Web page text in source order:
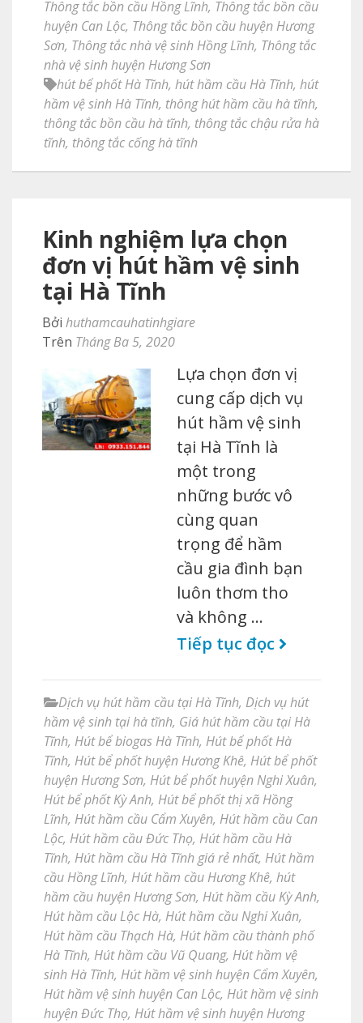
Thông tắc bồn cầu Hồng Lĩnh, Thông tắc bồn cầu
huyện Can Lộc, Thông tắc bồn cầu huyện Hương
Sơn, Thông tắc nhà vệ sinh Hồng Lĩnh, Thông tắc
nhà vệ sinh huyện Hương Sơn
hút bể phốt Hà Tĩnh, hút hầm cầu Hà Tĩnh, hút
hầm vệ sinh Hà Tĩnh, thông hút hầm cầu hà tĩnh,
thông tắc bồn cầu hà tĩnh, thông tắc chậu rửa hà
tĩnh, thông tắc cống hà tĩnh
Kinh nghiệm lựa chọn
đơn vị hút hầm vệ sinh
tại Hà Tĩnh
Bởi huthamcauhatinhgiare
Trên Tháng Ba 5, 2020
Lựa chọn đơn vị
cung cấp dịch vụ
hút hầm vệ sinh
tại Hà Tĩnh là
một trong
những bước vô
cùng quan
trọng để hầm
cầu gia đình bạn
luôn thơm tho
và không …
Tiếp tục đọc
Dịch vụ hút hầm cầu tại Hà Tĩnh, Dịch vụ hút
hầm vệ sinh tại hà tĩnh, Giá hút hầm cầu tại Hà
Tĩnh, Hút bể biogas Hà Tĩnh, Hút bể phốt Hà
Tĩnh, Hút bể phốt huyện Hương Khê, Hút bể phốt
huyện Hương Sơn, Hút bể phốt huyện Nghi Xuân,
Hút bể phốt Kỳ Anh, Hút bể phốt thị xã Hồng
Lĩnh, Hút hầm cầu Cẩm Xuyên, Hút hầm cầu Can
Lộc, Hút hầm cầu Đức Thọ, Hút hầm cầu Hà
Tĩnh, Hút hầm cầu Hà Tĩnh giá rẻ nhất, Hút hầm
cầu Hồng Lĩnh, Hút hầm cầu Hương Khê, hút
hầm cầu huyện Hương Sơn, Hút hầm cầu Kỳ Anh,
Hút hầm cầu Lộc Hà, Hút hầm cầu Nghi Xuân,
Hút hầm cầu Thạch Hà, Hút hầm cầu thành phố
Hà Tĩnh, Hút hầm cầu Vũ Quang, Hút hầm vệ
sinh Hà Tĩnh, Hút hầm vệ sinh huyện Cẩm Xuyên,
Hút hầm vệ sinh huyện Can Lộc, Hút hầm vệ sinh
huyện Đức Thọ, Hút hầm vệ sinh huyện Hương